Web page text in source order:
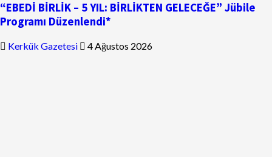
“EBEDİ BİRLİK – 5 YIL: BİRLİKTEN GELECEĞE” Jübile
Programı Düzenlendi*
Kerkük Gazetesi 4 Ağustos 2026